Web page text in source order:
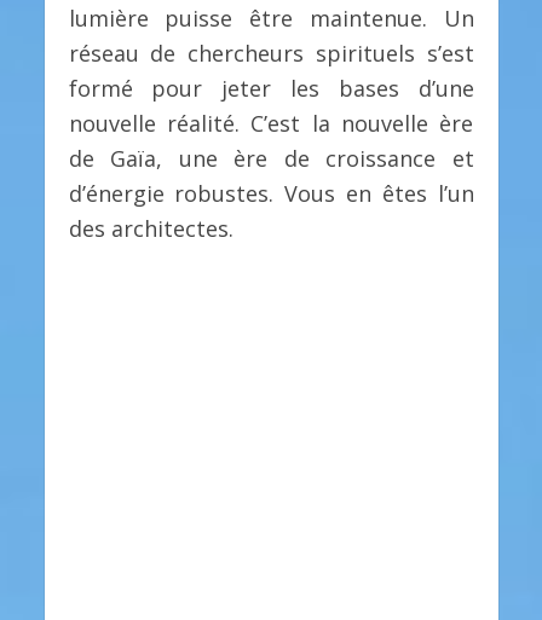
lumière puisse être maintenue. Un
réseau de chercheurs spirituels s’est
formé pour jeter les bases d’une
nouvelle réalité. C’est la nouvelle ère
de Gaïa, une ère de croissance et
d’énergie robustes. Vous en êtes l’un
des architectes.